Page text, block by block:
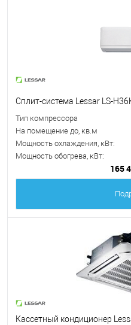
Сплит-система Lessar LS-
Тип компрессора
На помещение до, кв.м
Мощность охлаждения, кВт:
Мощность обогрева, кВт:
165
Кассетный кондиционер